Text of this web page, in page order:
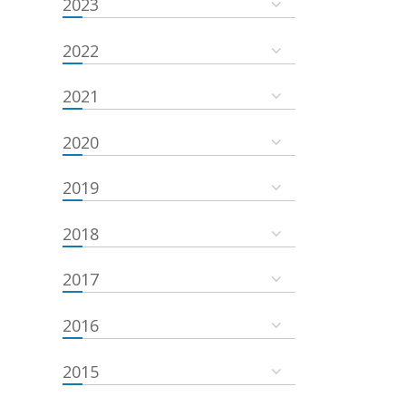
2023
2022
2021
2020
2019
2018
2017
2016
2015